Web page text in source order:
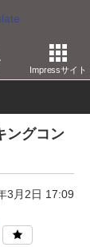
Impressサイト
ングコン
3月2日 17:09